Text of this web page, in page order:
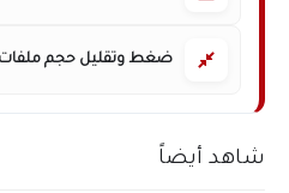
ضغط وتقليل حجم ملفات PDF مجاناً
شاهد أيضاً